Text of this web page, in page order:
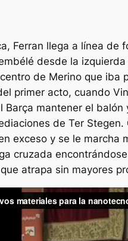
Ferran llega a línea
desde la
de Merino que
primer acto, cuando
mantener el
de Ter
exceso y se le
cruzada
atrapa sin mayores